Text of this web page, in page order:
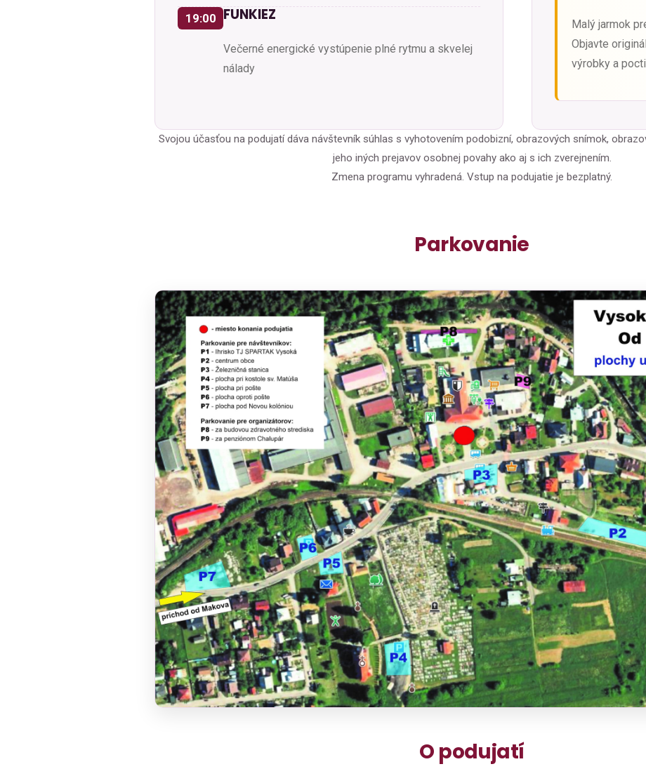
19:00 FUNKIEZ
Večerné energické vystúpenie plné rytmu a skvelej
nálady
Malý jarmok
Objavte
výrobky a
Svojou účasťou na podujatí dáva návštevník súhlas s vyhotovením podobizní, obrazových snímok,
jeho iných prejavov osobnej povahy ako aj s ich zverejnením.
Zmena programu vyhradená. Vstup na podujatie je bezplatný.
Parkovanie
O podujatí